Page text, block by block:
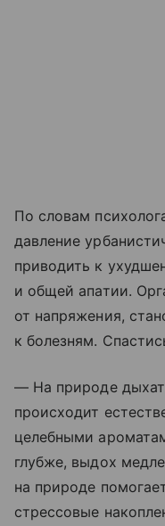
По словам
давление
приводить к
и общей апатии.
от напряжения,
к болезням.
— На природе
происходит
целебными
глубже, выдох
на природе
стрессовые